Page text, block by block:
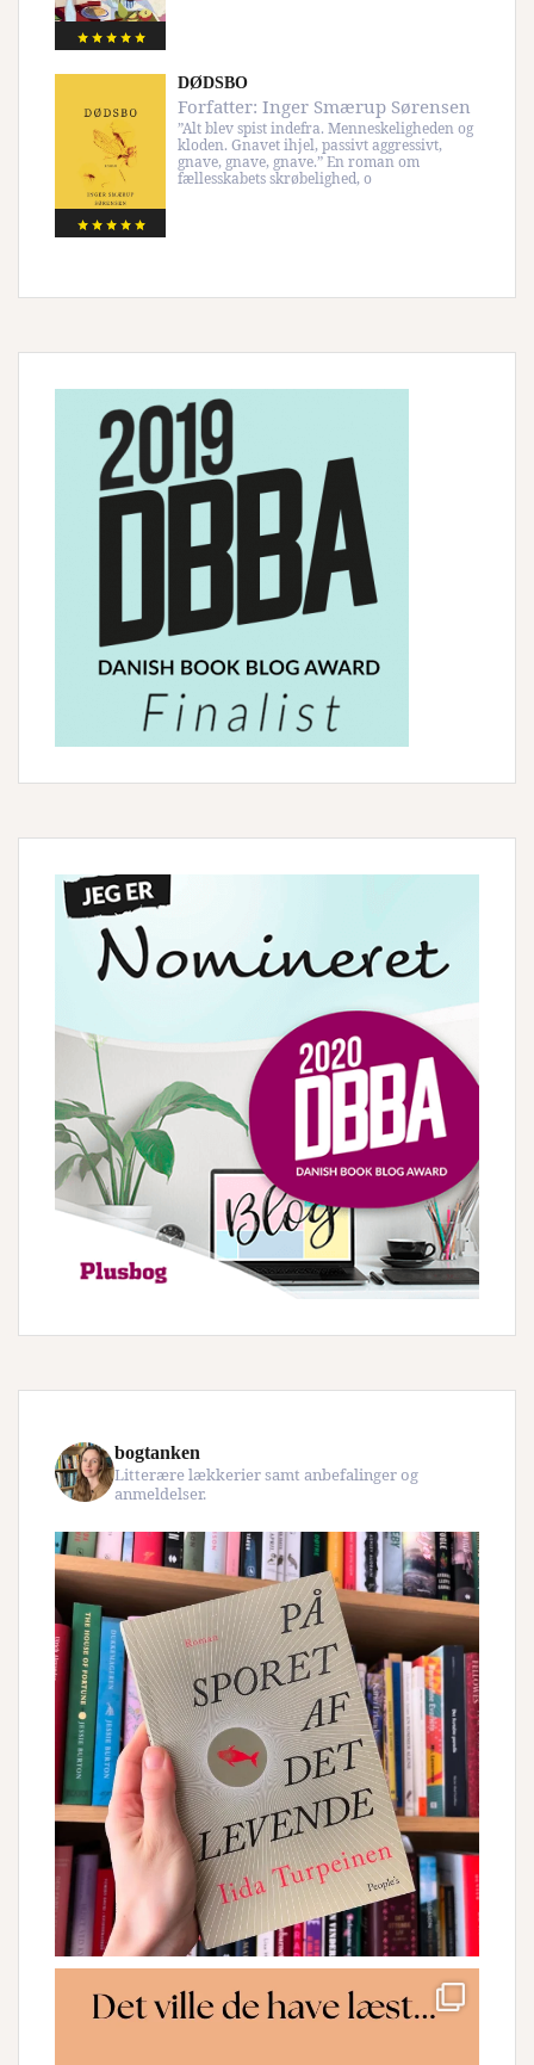
DØDSBO
Forfatter: Inger Smærup Sørensen
”Alt blev spist indefra. Menneskeligheden og
kloden. Gnavet ihjel, passivt aggressivt,
gnave, gnave, gnave.” En roman om
fællesskabets skrøbelighed, o
bogtanken
Litterære lækkerier samt anbefalinger og
anmeldelser.